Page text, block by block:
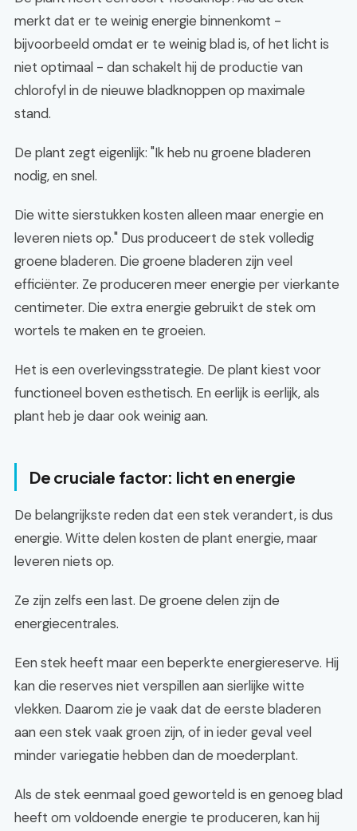
merkt dat er te weinig energie binnenkomt -
bijvoorbeeld omdat er te weinig blad is, of het licht is
niet optimaal - dan schakelt hij de productie van
chlorofyl in de nieuwe bladknoppen op maximale
stand.
De plant zegt eigenlijk: "Ik heb nu groene bladeren
nodig, en snel.
Die witte sierstukken kosten alleen maar energie en
leveren niets op." Dus produceert de stek volledig
groene bladeren. Die groene bladeren zijn veel
efficiënter. Ze produceren meer energie per vierkante
centimeter. Die extra energie gebruikt de stek om
wortels te maken en te groeien.
Het is een overlevingsstrategie. De plant kiest voor
functioneel boven esthetisch. En eerlijk is eerlijk, als
plant heb je daar ook weinig aan.
De cruciale factor: licht en energie
De belangrijkste reden dat een stek verandert, is dus
energie. Witte delen kosten de plant energie, maar
leveren niets op.
Ze zijn zelfs een last. De groene delen zijn de
energiecentrales.
Een stek heeft maar een beperkte energiereserve. Hij
kan die reserves niet verspillen aan sierlijke witte
vlekken. Daarom zie je vaak dat de eerste bladeren
aan een stek vaak groen zijn, of in ieder geval veel
minder variegatie hebben dan de moederplant.
Als de stek eenmaal goed geworteld is en genoeg blad
heeft om voldoende energie te produceren, kan hij